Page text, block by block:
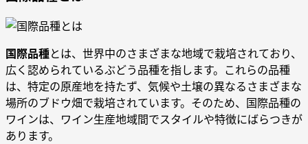
国際品種とは、世界中のさまざまな地域で栽培されており、
広く認められているぶどう品種を指します。これらの品種
は、特定の原産地を持たず、気候や土壌の異なるさまざまな
場所のブドウ畑で栽培されています。そのため、国際品種の
ワインは、ワイン生産地域間でスタイルや特徴にばらつきが
あります。